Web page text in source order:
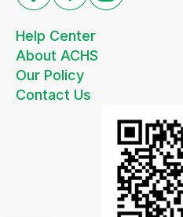
Help Center
About ACHS
Our Policy
Contact Us